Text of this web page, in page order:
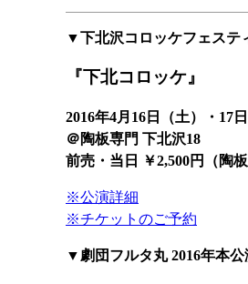
▼下北沢コロッケフェステ
『下北コロッケ』
2016年4月16日（土）・17日
＠陶板専門 下北沢18
前売・当日 ￥2,500円（陶
※公演詳細
※チケットのご予約
▼劇団フルタ丸 2016年本公